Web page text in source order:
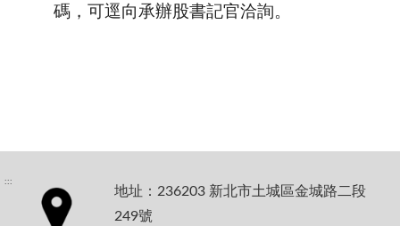
碼，可逕向承辦股書記官洽詢。
:::
地址：236203 新北市土城區金城路二段
249號